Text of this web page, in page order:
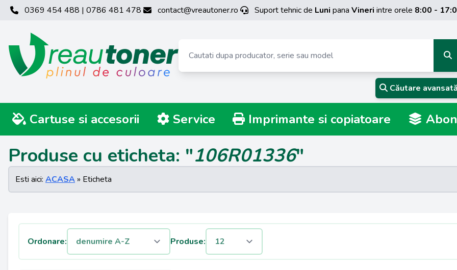
0369 454 488 | 0786 481 478 contact@vreautoner.ro Suport tehnic de Luni pana Vineri intre orele 8:00 -
Căutare
Cartuse si accesorii Service Imprimante si copiatoare
Produse cu eticheta: "106R01336"
Esti aici: ACASA » Eticheta
Ordonare: Produse: